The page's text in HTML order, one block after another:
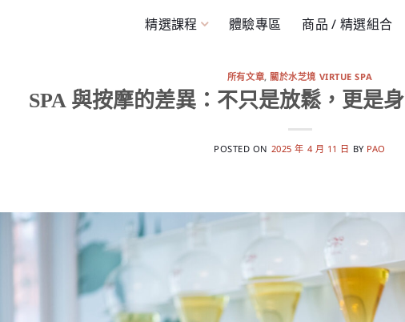
精選課程 體驗專區 商品 / 精選組合
所有文章, 關於水芝境 VIRTUE SPA
SPA 與按摩的差異：不只是放鬆，更是
POSTED ON 2025 年 4 月 11 日 BY PAO